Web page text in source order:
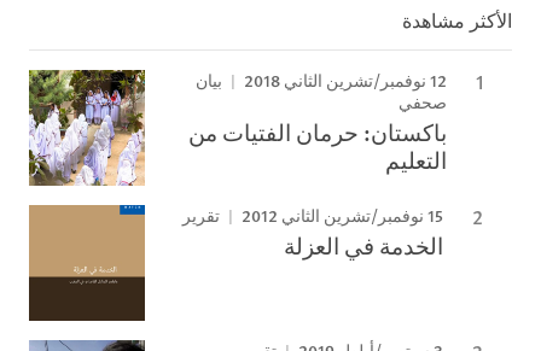
الأكثر مشاهدة
12 نوفمبر/تشرين الثاني 2018
بيان
صحفي
باكستان: حرمان الفتيات من
التعليم
15 نوفمبر/تشرين الثاني 2012 تقرير
الخدمة في العزلة